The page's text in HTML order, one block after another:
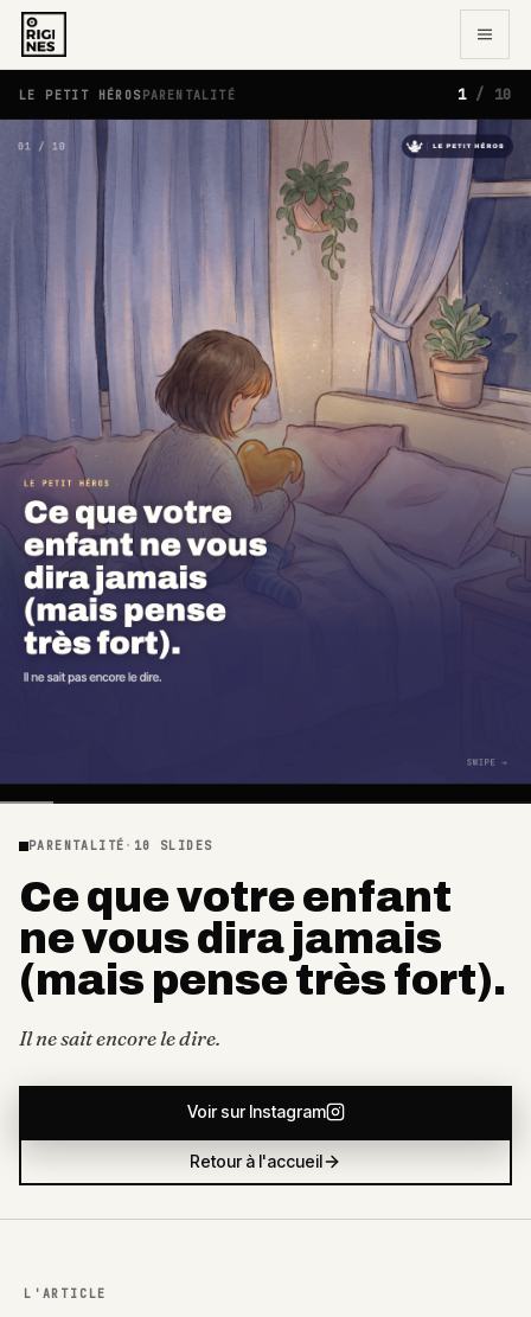
LE PETIT HÉROSPARENTALITÉ 1/ 10
PARENTALITÉ · 10 SLIDES
Ce que votre enfant
ne vous dira jamais
(mais pense très fort).
Il ne sait encore le dire.
Voir sur Instagram
Retour à l'accueil
L'ARTICLE